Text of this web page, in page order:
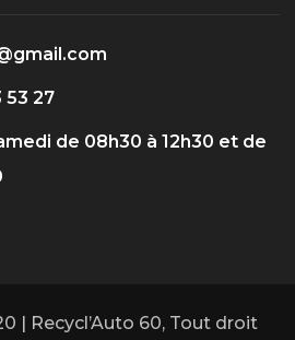
53 27
de 08h30 à 12h30 et de
| Recycl’Auto 60, Tout droit